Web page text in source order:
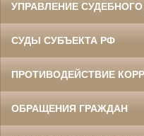
УПРАВЛЕНИЕ
СУДЫ СУБЪЕКТА РФ
ПРОТИВОДЕЙСТВИЕ
ОБРАЩЕНИЯ ГРАЖДАН